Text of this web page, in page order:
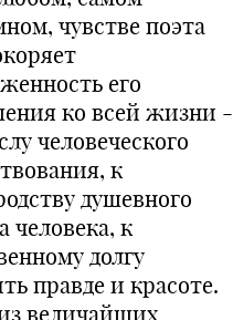
чувстве поэта
его
ко всей жизни -
человеческого
к
душевного
человека, к
долгу
правде и красоте.
величайших